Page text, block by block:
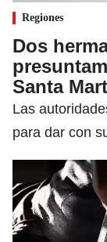
Regiones
Dos
Santa
Las
para dar con